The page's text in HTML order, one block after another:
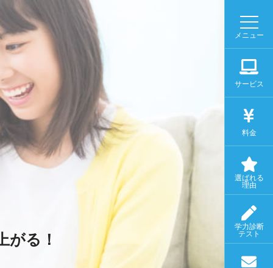
メニュー
サービス
料金
選ばれる
理由
学力診断
テスト
がる！